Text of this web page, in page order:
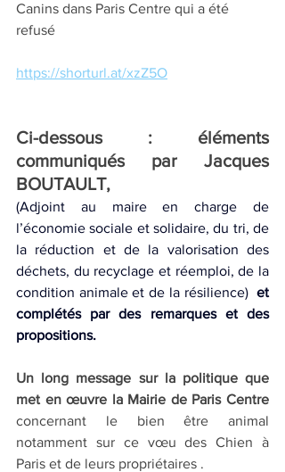
Canins dans Paris Centre qui a été
refusé
https://shorturl.at/xzZ5O
Ci-dessous : éléments
communiqués par Jacques
BOUTAULT,
(Adjoint au maire en charge de
l’économie sociale et solidaire, du tri, de
la réduction et de la valorisation des
déchets, du recyclage et réemploi, de la
condition animale et de la résilience) et
complétés par des remarques et des
propositions.
Un long message sur la politique que
met en œuvre la Mairie de Paris Centre
concernant le bien être animal
notamment sur ce vœu des Chien à
Paris et de leurs propriétaires .